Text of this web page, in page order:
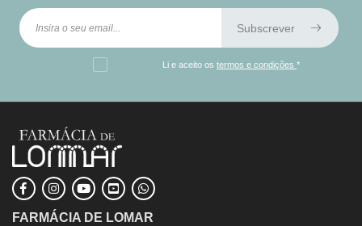
Subscrever
Li e aceito ostermos e condições*
FARMÁCIA DE LOMAR